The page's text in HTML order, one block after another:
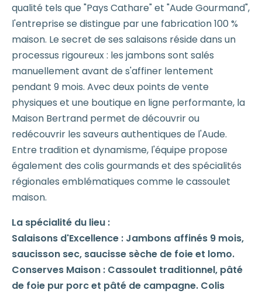
qualité tels que "Pays Cathare" et "Aude Gourmand",
l'entreprise se distingue par une fabrication 100 %
maison. Le secret de ses salaisons réside dans un
processus rigoureux : les jambons sont salés
manuellement avant de s'affiner lentement
pendant 9 mois. Avec deux points de vente
physiques et une boutique en ligne performante, la
Maison Bertrand permet de découvrir ou
redécouvrir les saveurs authentiques de l'Aude.
Entre tradition et dynamisme, l'équipe propose
également des colis gourmands et des spécialités
régionales emblématiques comme le cassoulet
maison.
La spécialité du lieu :
Salaisons d'Excellence : Jambons affinés 9 mois,
saucisson sec, saucisse sèche de foie et lomo.
Conserves Maison : Cassoulet traditionnel, pâté
de foie pur porc et pâté de campagne. Colis